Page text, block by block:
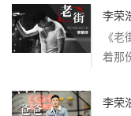
李荣
《
着那
李荣